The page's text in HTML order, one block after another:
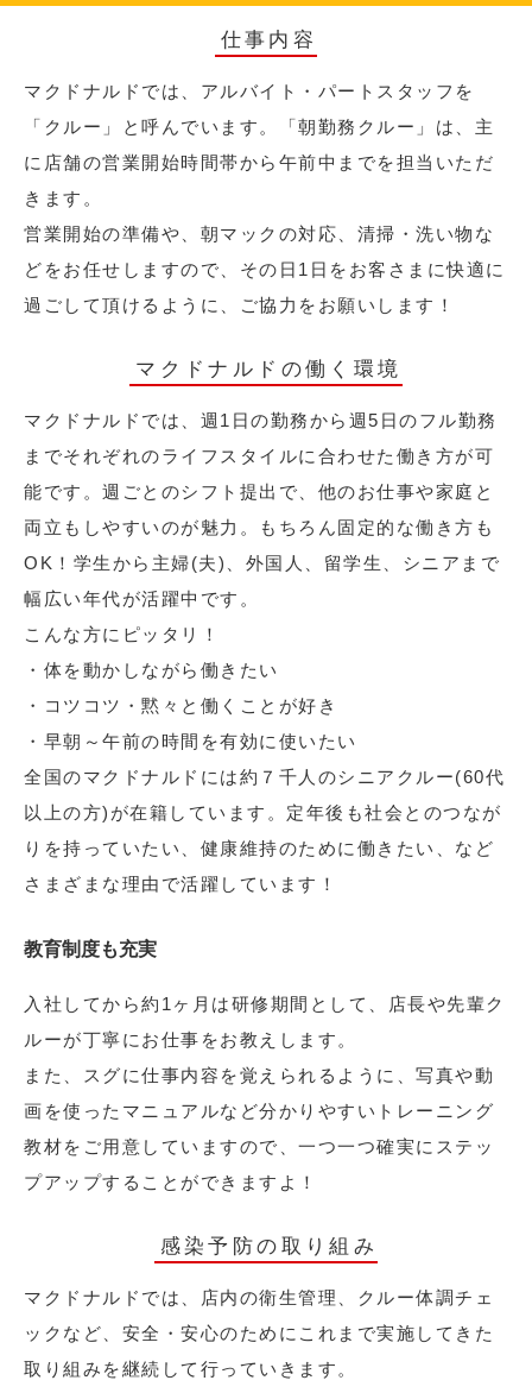
仕事内容
マクドナルドでは、アルバイト・パートスタッフを
「クルー」と呼んでいます。「朝勤務クルー」は、主
に店舗の営業開始時間帯から午前中までを担当いただ
きます。
営業開始の準備や、朝マックの対応、清掃・洗い物な
どをお任せしますので、その日1日をお客さまに快適に
過ごして頂けるように、ご協力をお願いします！
マクドナルドの働く環境
マクドナルドでは、週1日の勤務から週5日のフル勤務
までそれぞれのライフスタイルに合わせた働き方が可
能です。週ごとのシフト提出で、他のお仕事や家庭と
両立もしやすいのが魅力。もちろん固定的な働き方も
OK！学生から主婦(夫)、外国人、留学生、シニアまで
幅広い年代が活躍中です。
こんな方にピッタリ！
・体を動かしながら働きたい
・コツコツ・黙々と働くことが好き
・早朝～午前の時間を有効に使いたい
全国のマクドナルドには約７千人のシニアクルー(60代
以上の方)が在籍しています。定年後も社会とのつなが
りを持っていたい、健康維持のために働きたい、など
さまざまな理由で活躍しています！
教育制度も充実
入社してから約1ヶ月は研修期間として、店長や先輩ク
ルーが丁寧にお仕事をお教えします。
また、スグに仕事内容を覚えられるように、写真や動
画を使ったマニュアルなど分かりやすいトレーニング
教材をご用意していますので、一つ一つ確実にステッ
プアップすることができますよ！
感染予防の取り組み
マクドナルドでは、店内の衛生管理、クルー体調チェ
ックなど、安全・安心のためにこれまで実施してきた
取り組みを継続して行っていきます。